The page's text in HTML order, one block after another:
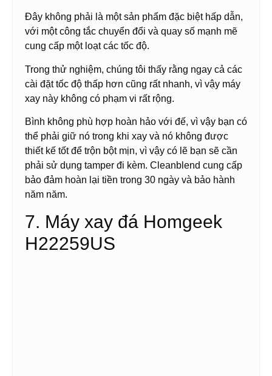
Đây không phải là một sản phẩm đặc biệt hấp dẫn,
với một công tắc chuyển đổi và quay số mạnh mẽ
cung cấp một loạt các tốc độ.
Trong thử nghiệm, chúng tôi thấy rằng ngay cả các
cài đặt tốc độ thấp hơn cũng rất nhanh, vì vậy máy
xay này không có phạm vi rất rộng.
Bình không phù hợp hoàn hảo với đế, vì vậy bạn có
thể phải giữ nó trong khi xay và nó không được
thiết kế tốt để trộn bột mịn, vì vậy có lẽ bạn sẽ cần
phải sử dụng tamper đi kèm. Cleanblend cung cấp
bảo đảm hoàn lại tiền trong 30 ngày và bảo hành
năm năm.
7. Máy xay đá Homgeek
H22259US